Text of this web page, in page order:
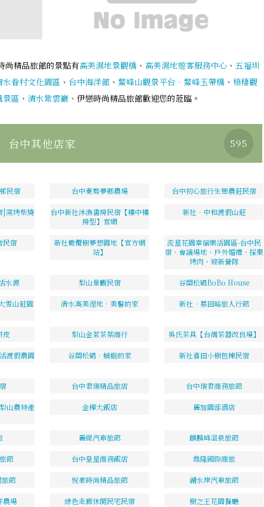
尚精品旅館的景點有高美濕地景觀橋 、 高美濕地遊客服務中心 、 五福圳
水眷村文化園區 、 台中海洋館 、 鰲峰山觀景平台．鰲峰玉帶橋 、 梧棲觀
景區 、 清水紫雲巖 、伊戀時尚精品旅館歡迎您的蒞臨。
台中其他店家 595
民宿 台中東勢夢鄉農場 台中初心旅行生態農莊民宿
|窯烤柴燒
台中新社沐漁書房民宿【樓中樓
房型】官網
新社‧中和渡假山莊
民宿
新社橄欖樹夢想園地【官方網
站】
流星花園幸福樂活園區-台中民
宿、會議場地、戶外婚禮、採果
烤肉、迎新營隊
水源 梨山景觀民宿 谷關松鶴BoBo House
雪山莊園
清水高美溼地．美馨的家 新社‧慕田峪旅人行館
皮 梨山金茗茶葉商行 吳氏茶具【台灣茶器改良場】
渡假農園 谷關松鶴‧蜻蜓的家 新社喜田小樹包棟民宿
台中君瑞精品旅店 台中瑞君商務旅館
山農特產
金樺大飯店 麗加園邸酒店
麗緹汽車旅館 麒麟峰溫泉旅館
館 台中皇星商務飯店 鼎隆國際商旅
館 悅豪時尚精品旅館 湖水岸汽車旅館
農場 綠色走廊休閒民宅民宿 樹之王花園餐廳